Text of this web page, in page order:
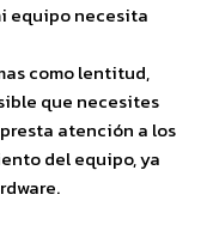
equipo necesita
como lentitud,
que necesites
atención a los
del equipo, ya